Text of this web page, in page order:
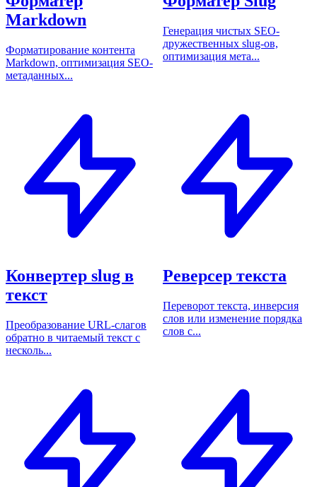
Markdown
Форматирование контента
Markdown, оптимизация SEO-
метаданных...
Генерация чистых SEO-
дружественных slug-ов,
оптимизация мета...
Конвертер slug в
текст
Преобразование URL-слагов
обратно в читаемый текст с
несколь...
Реверсер текста
Переворот текста, инверсия
слов или изменение порядка
слов с...